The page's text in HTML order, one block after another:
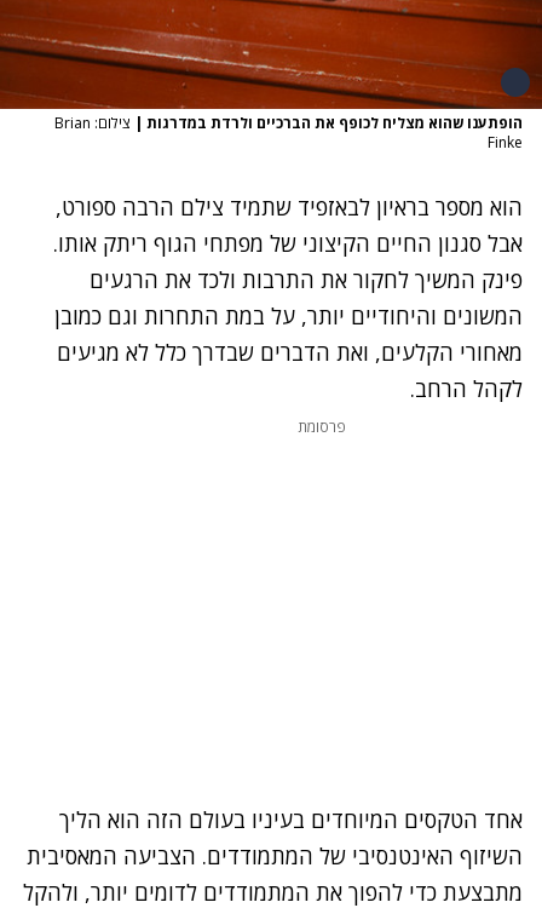
הופתענו שהוא מצליח לכופף את הברכיים ולרדת במדרגות |
צילום: Brian
Finke
הוא מספר בראיון לבאזפיד שתמיד צילם הרבה ספורט,
אבל סגנון החיים הקיצוני של מפתחי הגוף ריתק אותו.
פינק המשיך לחקור את התרבות ולכד את הרגעים
המשונים והיחודיים יותר, על במת התחרות וגם כמובן
מאחורי הקלעים, ואת הדברים שבדרך כלל לא מגיעים
לקהל הרחב.
פרסומת
אחד הטקסים המיוחדים בעיניו בעולם הזה הוא הליך
השיזוף האינטנסיבי של המתמודדים. הצביעה המאסיבית
מתבצעת כדי להפוך את המתמודדים לדומים יותר, ולהקל